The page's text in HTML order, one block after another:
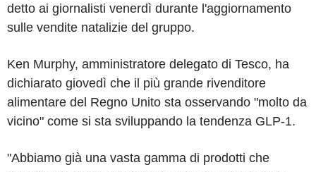
detto ai giornalisti venerdì durante l'aggiornamento
sulle vendite natalizie del gruppo.
Ken Murphy, amministratore delegato di Tesco, ha
dichiarato giovedì che il più grande rivenditore
alimentare del Regno Unito sta osservando "molto da
vicino" come si sta sviluppando la tendenza GLP-1.
"Abbiamo già una vasta gamma di prodotti che